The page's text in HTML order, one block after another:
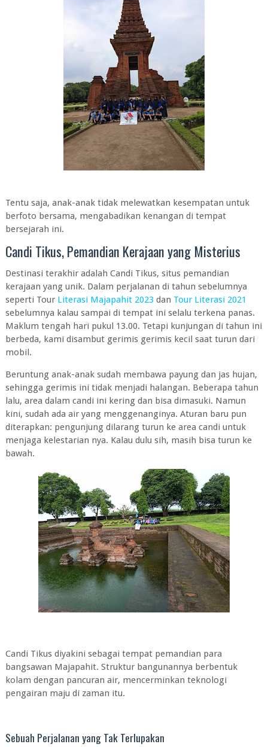
Tentu saja, anak-anak tidak melewatkan kesempatan untuk
berfoto bersama, mengabadikan kenangan di tempat
bersejarah ini.
Candi Tikus, Pemandian Kerajaan yang Misterius
Destinasi terakhir adalah Candi Tikus, situs pemandian
kerajaan yang unik. Dalam perjalanan di tahun sebelumnya
seperti Tour Literasi Majapahit 2023 dan Tour Literasi 2021
sebelumnya kalau sampai di tempat ini selalu terkena panas.
Maklum tengah hari pukul 13.00. Tetapi kunjungan di tahun ini
berbeda, kami disambut gerimis gerimis kecil saat turun dari
mobil.
Beruntung anak-anak sudah membawa payung dan jas hujan,
sehingga gerimis ini tidak menjadi halangan. Beberapa tahun
lalu, area dalam candi ini kering dan bisa dimasuki. Namun
kini, sudah ada air yang menggenanginya. Aturan baru pun
diterapkan: pengunjung dilarang turun ke area candi untuk
menjaga kelestarian nya. Kalau dulu sih, masih bisa turun ke
bawah.
Candi Tikus diyakini sebagai tempat pemandian para
bangsawan Majapahit. Struktur bangunannya berbentuk
kolam dengan pancuran air, mencerminkan teknologi
pengairan maju di zaman itu.
Sebuah Perjalanan yang Tak Terlupakan